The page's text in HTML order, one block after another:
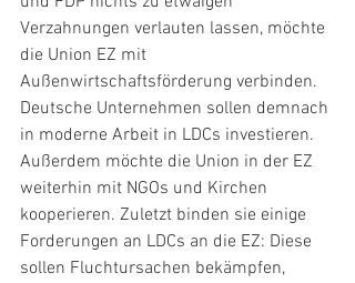
Verzahnungen verlauten lassen, möchte
die Union EZ mit
Außenwirtschaftsförderung verbinden.
Deutsche Unternehmen sollen demnach
in moderne Arbeit in LDCs investieren.
Außerdem möchte die Union in der EZ
weiterhin mit NGOs und Kirchen
kooperieren. Zuletzt binden sie einige
Forderungen an LDCs an die EZ: Diese
sollen Fluchtursachen bekämpfen,